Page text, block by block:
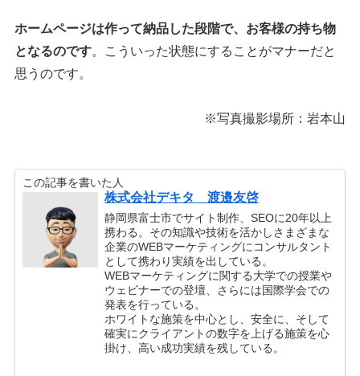
ホームページは作って納品した段階で、お客様の持ち物
となるのです。こういった状態にすることがマナーだと
思うのです。
※写真撮影場所：岩本山
この記事を書いた人
株式会社デキタ 渡邉友啓
静岡県富士市でサイト制作、SEOに20年以上
携わる。その知識や技術を活かしさまざまな
企業のWEBマーケティングにコンサルタント
として携わり実績を出している。
WEBマーケティングに関する大学での授業や
ウェビナーでの登壇、さらには国際学会での
発表を行っている。
ホワイトな施策を中心とし、安全に、そして
確実にクライアントの数字を上げる施策を心
掛け、高い成功実績を残している。